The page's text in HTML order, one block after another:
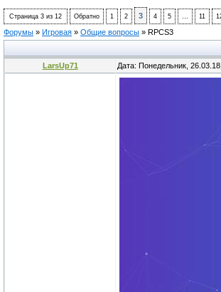
Страница 3 из 12 Обратно 1 2 3 4 5 … 11
Форумы » Игровая » Общие вопросы » RPCS3
LarsUp71 Дата: Понедельник,